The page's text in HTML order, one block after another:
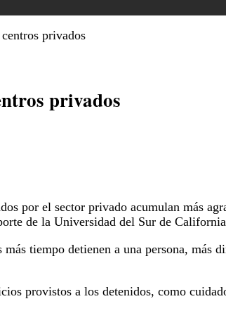
privados
privados
por el sector privado acumulan más
de la Universidad del Sur de
tiempo detienen a una persona,
provistos a los detenidos, como